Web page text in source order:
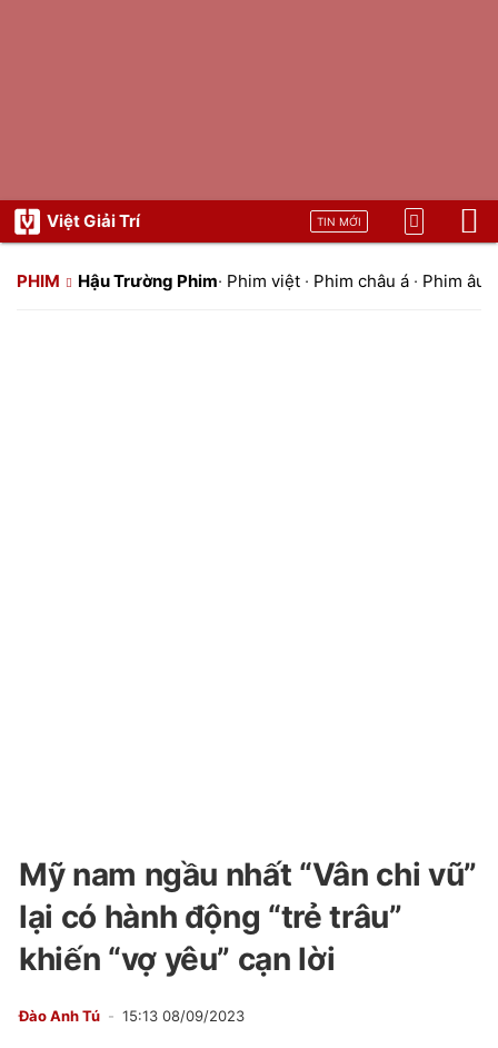
Việt Giải Trí TIN MỚI
PHIM Hậu Trường Phim· Phim việt · Phim châu á · Phim âu
Mỹ nam ngầu nhất “Vân chi vũ”
lại có hành động “trẻ trâu”
khiến “vợ yêu” cạn lời
Đào Anh Tú 15:13 08/09/2023